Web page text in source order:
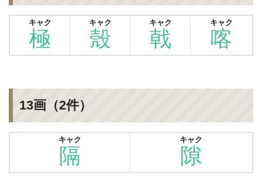
極
キャク
殼
キャク
戟
キャク
喀
キャク
13画（2件）
隔
キャク
隙
キャク